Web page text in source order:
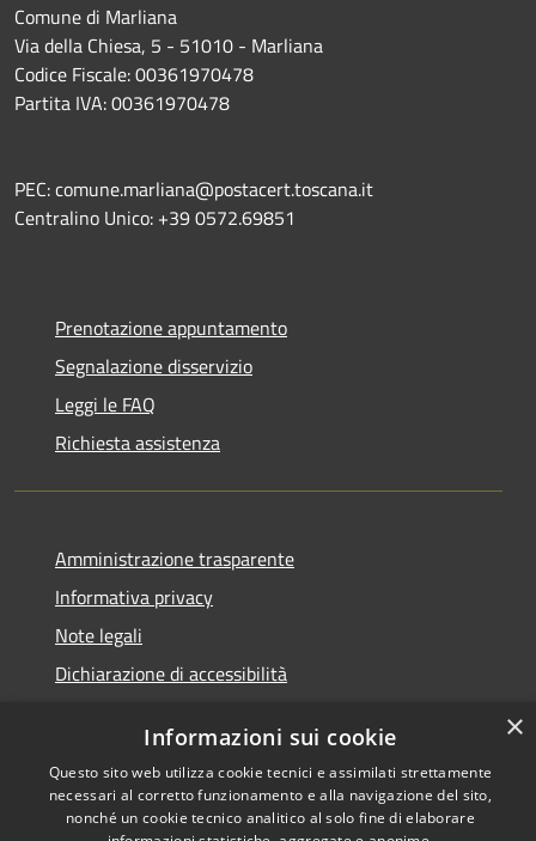
Comune di Marliana
Via della Chiesa, 5 - 51010 - Marliana
Codice Fiscale: 00361970478
Partita IVA: 00361970478
PEC: comune.marliana@postacert.toscana.it
Centralino Unico: +39 0572.69851
Prenotazione appuntamento
Segnalazione disservizio
Leggi le FAQ
Richiesta assistenza
Amministrazione trasparente
Informativa privacy
Note legali
Dichiarazione di accessibilità
RSS
Accessibilità
Copyright © 2026 • Comune di
Marliana • Powered by
×
Informazioni sui cookie
Questo sito web utilizza cookie tecnici e assimilati strettamente
necessari al corretto funzionamento e alla navigazione del sito,
nonché un cookie tecnico analitico al solo fine di elaborare